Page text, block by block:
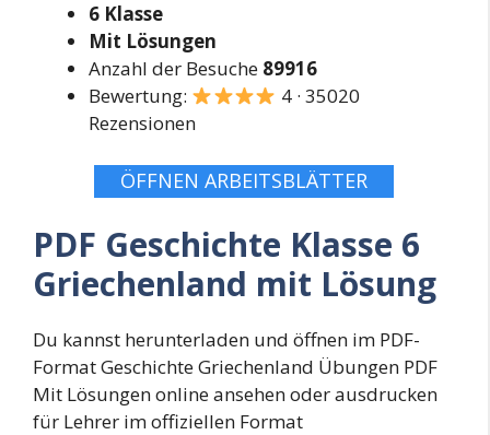
6 Klasse
Mit Lösungen
Anzahl der Besuche 89916
Bewertung:
4 · 35020
Rezensionen
ÖFFNEN ARBEITSBLÄTTER
PDF Geschichte Klasse 6
Griechenland mit Lösung
Du kannst herunterladen und öffnen im PDF-
Format Geschichte Griechenland Übungen PDF
Mit Lösungen online ansehen oder ausdrucken
für Lehrer im offiziellen Format